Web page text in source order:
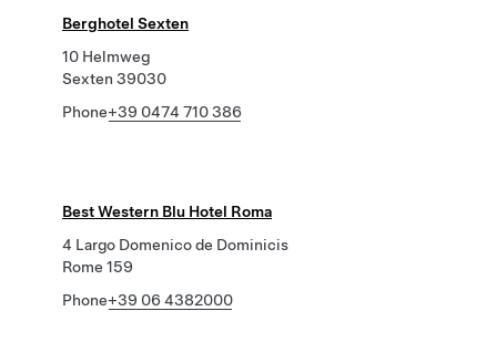
Berghotel Sexten
10 Helmweg
Sexten 39030
Phone+39 0474 710 386
Best Western Blu Hotel Roma
4 Largo Domenico de Dominicis
Rome 159
Phone+39 06 4382000